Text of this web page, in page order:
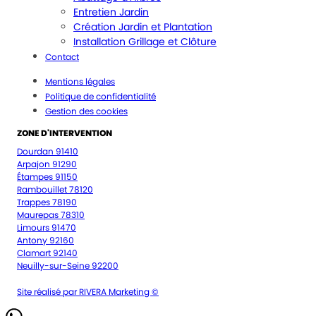
Entretien Jardin
Création Jardin et Plantation
Installation Grillage et Clôture
Contact
Mentions légales
Politique de confidentialité
Gestion des cookies
ZONE D'INTERVENTION
Dourdan 91410
Arpajon 91290
Étampes 91150
Rambouillet 78120
Trappes 78190
Maurepas 78310
Limours 91470
Antony 92160
Clamart 92140
Neuilly-sur-Seine 92200
Site réalisé par RIVERA Marketing ©